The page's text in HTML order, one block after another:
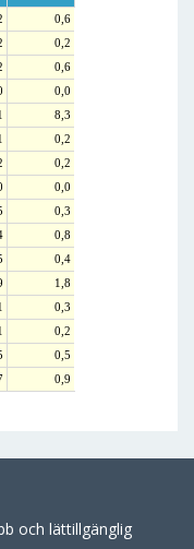
0,6
0,2
0,6
0,0
8,3
0,2
0,2
0,0
0,3
0,8
0,4
1,8
0,3
0,2
0,5
0,9
och lättillgänglig